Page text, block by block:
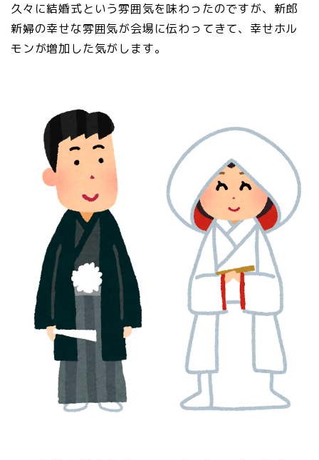
久々に結婚式という雰囲気を味わったのですが、新郎
新婦の幸せな雰囲気が会場に伝わってきて、幸せホル
モンが増加した気がします。